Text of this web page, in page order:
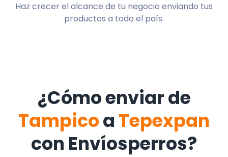
Haz crecer el alcance de tu negocio enviando tus
productos a todo el país.
¿Cómo enviar de
Tampicoa Tepexpan
con Envíosperros?